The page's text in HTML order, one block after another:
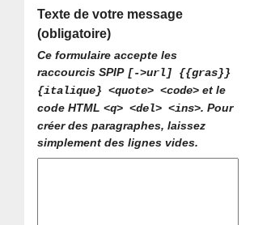
Texte de votre message
(obligatoire)
Ce formulaire accepte les
raccourcis SPIP [->url] {{gras}}
{italique} <quote> <code> et le
code HTML<q> <del> <ins>. Pour
créer des paragraphes, laissez
simplement des lignes vides.